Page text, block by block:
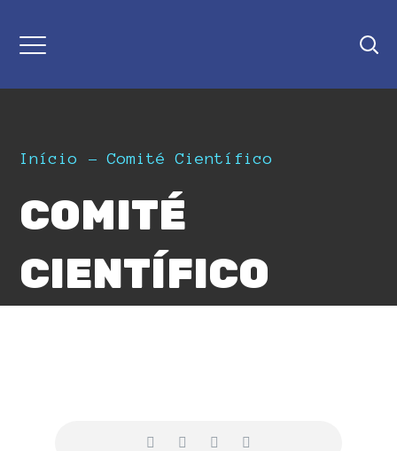
Início Comité Científico
COMITÉ
CIENTÍFICO